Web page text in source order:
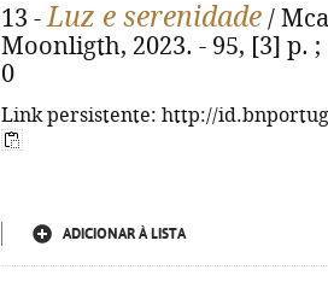
13 -Luz e serenidade /
Moonligth, 2023. - 95, [3] p. ;
0
Link persistente: http://
ADICIONAR À LISTA